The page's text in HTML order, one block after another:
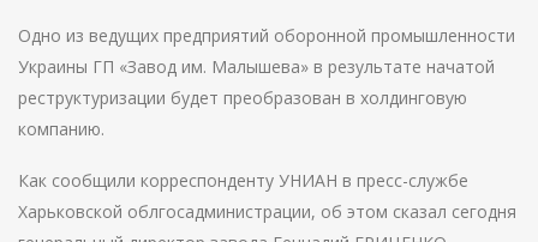
Одно из ведущих предприятий оборонной промышленности
Украины ГП «Завод им. Малышева» в результате начатой
реструктуризации будет преобразован в холдинговую
компанию.
Как сообщили корреспонденту УНИАН в пресс-службе
Харьковской облгосадминистрации, об этом сказал сегодня